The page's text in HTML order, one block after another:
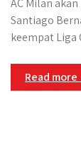
AC Milan
Santiago
keempat
Read